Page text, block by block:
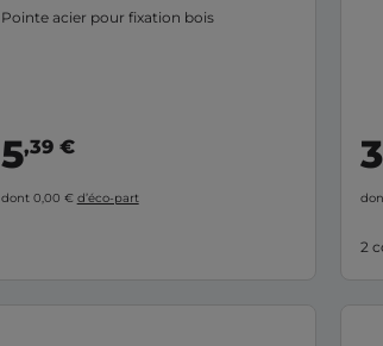
Pointe acier pour fixation bois
5,39 €
dont 0,00 € d’éco-part
2